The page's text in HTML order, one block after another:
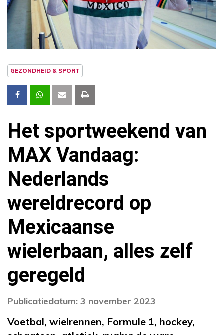
GEZONDHEID & SPORT
Het sportweekend van
MAX Vandaag:
Nederlands
wereldrecord op
Mexicaanse
wielerbaan, alles zelf
geregeld
Publicatiedatum: 3 november 2023
Voetbal, wielrennen, Formule 1, hockey,